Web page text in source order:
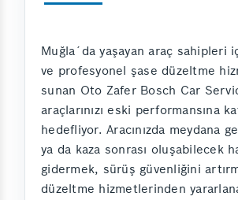
Muğla´da yaşayan araç sahipleri
ve profesyonel şase düzeltme
sunan Oto Zafer Bosch Car
araçlarınızı eski performansına
hedefliyor. Aracınızda meydana
ya da kaza sonrası oluşabilecek
gidermek, sürüş güvenliğini
düzeltme hizmetlerinden